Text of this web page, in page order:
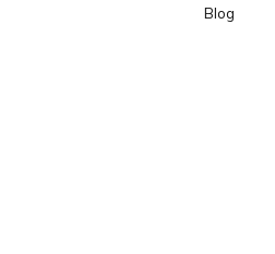
Blog